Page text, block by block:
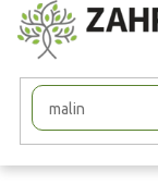
Přejít
na
obsah